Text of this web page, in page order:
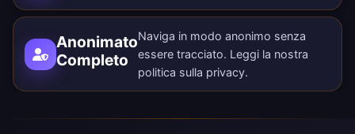
Anonimato
Completo
Naviga in modo anonimo senza
essere tracciato. Leggi la nostra
politica sulla privacy.